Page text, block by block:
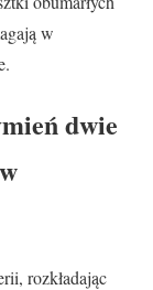
w
dwie
rozkładając